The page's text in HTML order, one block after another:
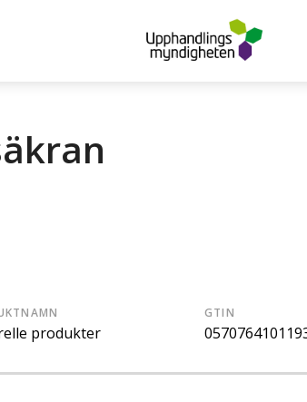
produkter
GTIN